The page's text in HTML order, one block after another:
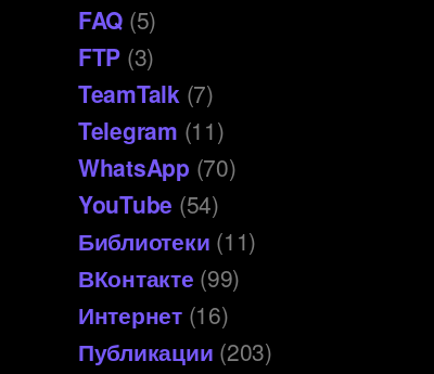
FAQ (5)
FTP (3)
TeamTalk(7)
Telegram (11)
WhatsApp (70)
YouTube (54)
Библиотеки (11)
ВКонтакте (99)
Интернет(16)
Публикации (203)